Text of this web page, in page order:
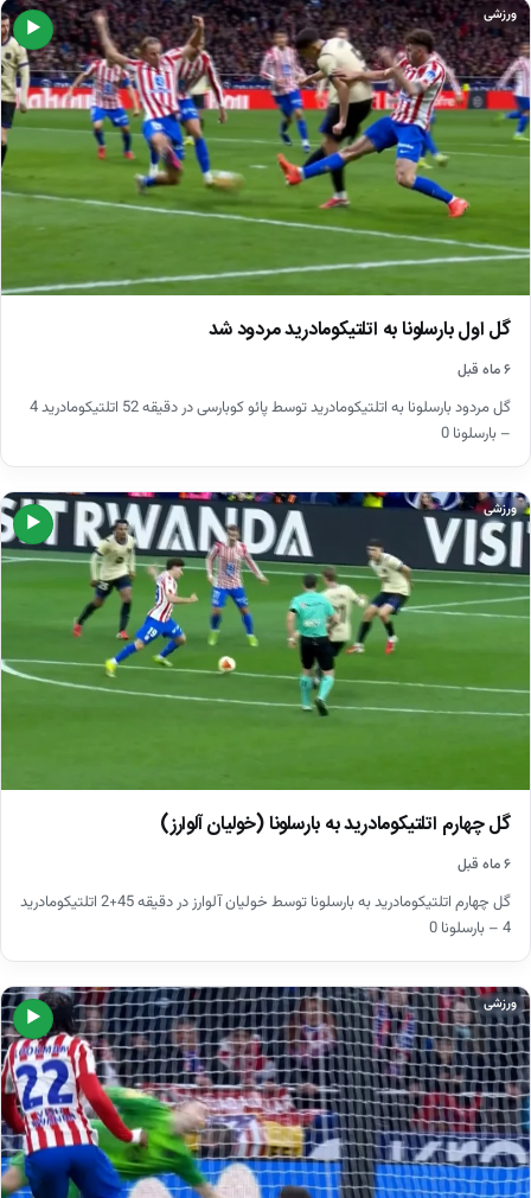
▶
ورزشی
گل اول بارسلونا به اتلتیکومادرید مردود شد
۶ ماه قبل
گل مردود بارسلونا به اتلتیکومادرید توسط پائو کوبارسی در دقیقه 52 اتلتیکومادرید 4
– بارسلونا 0
▶
ورزشی
گل چهارم اتلتیکومادرید به بارسلونا (خولیان آلوارز)
۶ ماه قبل
گل چهارم اتلتیکومادرید به بارسلونا توسط خولیان آلوارز در دقیقه 45+2 اتلتیکومادرید
4 – بارسلونا 0
▶
ورزشی